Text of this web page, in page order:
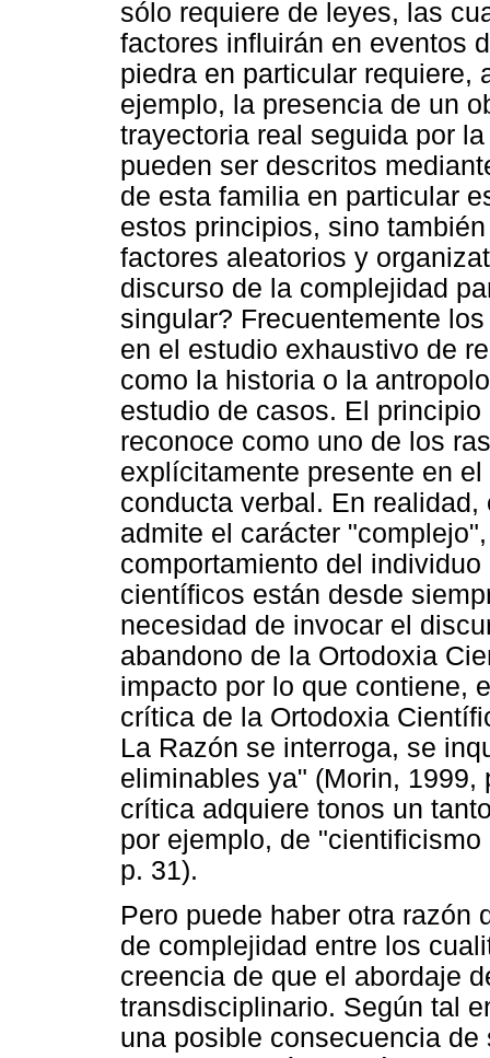
sólo requiere de leyes, las
factores influirán en eventos
piedra en particular requiere,
ejemplo, la presencia de un
trayectoria real seguida por
pueden ser descritos
de esta familia en particular
estos principios, sino
factores aleatorios y
discurso de la complejidad
singular? Frecuentemente
en el estudio exhaustivo de
como la historia o la
estudio de casos. El
reconoce como uno de los
explícitamente presente en
conducta verbal. En
admite el carácter
comportamiento del
científicos están desde
necesidad de invocar el
abandono de la Ortodoxia
impacto por lo que contiene,
crítica de la Ortodoxia
La Razón se interroga, se
eliminables ya" (Morin,
crítica adquiere tonos un
por ejemplo, de
p. 31).
Pero puede haber otra razón
de complejidad entre los
creencia de que el abordaje
transdisciplinario. Según tal
una posible consecuencia